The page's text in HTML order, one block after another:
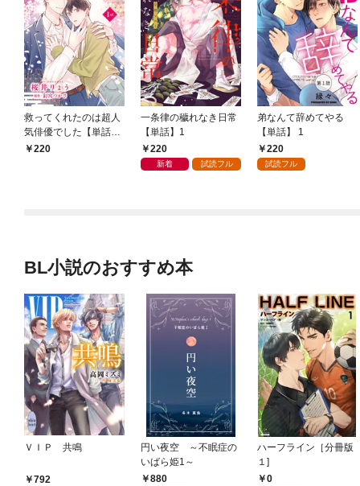
救ってくれたのは超人
気俳優でした【単話】
1 220
一条律の穢れなき日常
【単話】1
220
新着 試読フル
弟なんて辞めてやる
【単話】 1
220
試読フル
BL小説のおすすめ本
ＶＩＰ 共鳴
792
円い夜空 ～不眠症の
いばら姫1～
880
ハーフライン［分冊版
１]
0